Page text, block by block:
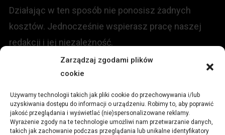
Zarządzaj zgodami plików
cookie
Używamy technologii takich jak pliki cookie do przechowywania i/lub
uzyskiwania dostępu do informacji o urządzeniu. Robimy to, aby poprawić
jakość przeglądania i wyświetlać (nie)spersonalizowane reklamy.
Wyrażenie zgody na te technologie umożliwi nam przetwarzanie danych,
takich jak zachowanie podczas przeglądania lub unikalne identyfikatory
Działając w ten sposób nie ponosisz żadnych
kosztów. Jednocześnie wspierasz pracę naszej
redakcji i jej niezależność.
Redakcja portalu:
ul.Stara 13, 42-600 Tarnowskie Góry